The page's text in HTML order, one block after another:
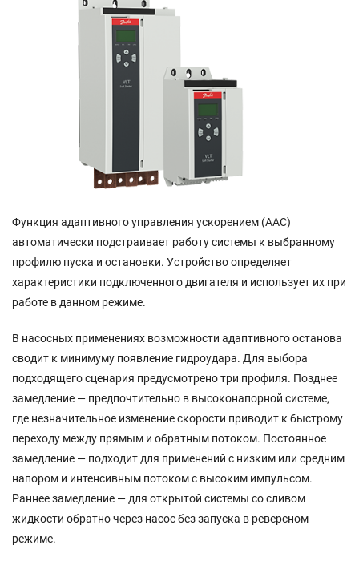
Функция адаптивного управления ускорением (AAC)
автоматически подстраивает работу системы к выбранному
профилю пуска и остановки. Устройство определяет
характеристики подключенного двигателя и использует их при
работе в данном режиме.
В насосных применениях возможности адаптивного останова
сводит к минимуму появление гидроудара. Для выбора
подходящего сценария предусмотрено три профиля. Позднее
замедление — предпочтительно в высоконапорной системе,
где незначительное изменение скорости приводит к быстрому
переходу между прямым и обратным потоком. Постоянное
замедление — подходит для применений с низким или средним
напором и интенсивным потоком с высоким импульсом.
Раннее замедление — для открытой системы со сливом
жидкости обратно через насос без запуска в реверсном
режиме.